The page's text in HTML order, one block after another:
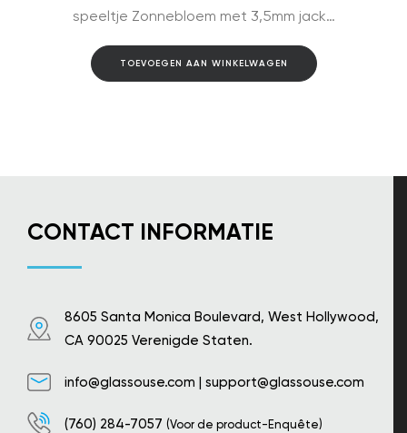
speeltje Zonnebloem met 3,5mm jack…
TOEVOEGEN AAN WINKELWAGEN
CONTACT INFORMATIE
8605 Santa Monica Boulevard, West Hollywood,
CA 90025 Verenigde Staten.
info@glassouse.com | support@glassouse.com
(760) 284-7057 (Voor de product-Enquête)